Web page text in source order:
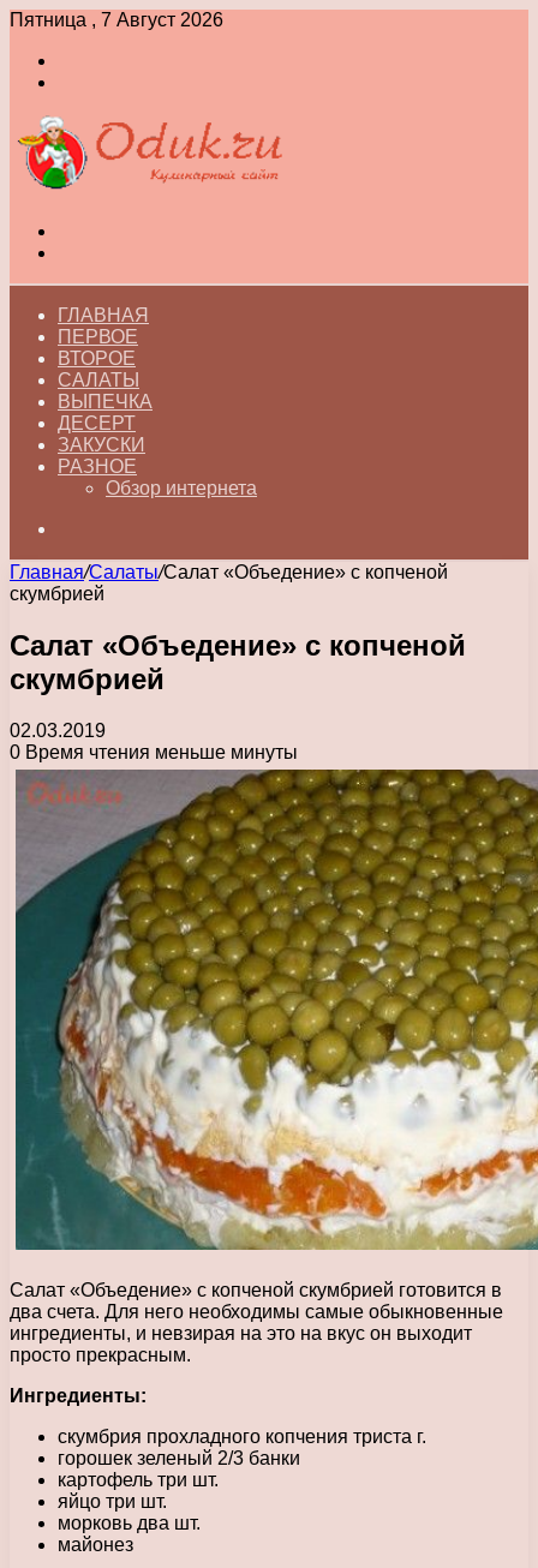
Пятница , 7 Август 2026
ГЛАВНАЯ
ПЕРВОЕ
ВТОРОЕ
САЛАТЫ
ВЫПЕЧКА
ДЕСЕРТ
ЗАКУСКИ
РАЗНОЕ
Обзор интернета
Главная/Салаты/Салат «Объедение» с копченой
скумбрией
Салат «Объедение» с копченой
скумбрией
02.03.2019
0 Время чтения меньше минуты
Салат «Объедение» с копченой скумбрией готовится в
два счета. Для него необходимы самые обыкновенные
ингредиенты, и невзирая на это на вкус он выходит
просто прекрасным.
Ингредиенты:
скумбрия прохладного копчения триста г.
горошек зеленый 2/3 банки
картофель три шт.
яйцо три шт.
морковь два шт.
майонез